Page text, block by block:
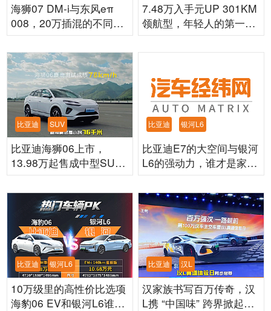
海狮07 DM-i与东风eπ
008，20万插混的不同答
案！
7.48万入手元UP 301KM
领航型，年轻人的第一台
SUV，入门即高配
比亚迪 SUV
比亚迪海狮06上市，
13.98万起售成中型SUV
新选择
比亚迪 银河L6
比亚迪E7的大空间与银河
L6的强动力，谁才是家庭
轿车“真命天子”
比亚迪 银河L6
10万级里的高性价比选项
海豹06 EV和银河L6谁更
比亚迪 汉L
汉家族书写百万传奇，汉
L携 “中国味” 跨界掀起性